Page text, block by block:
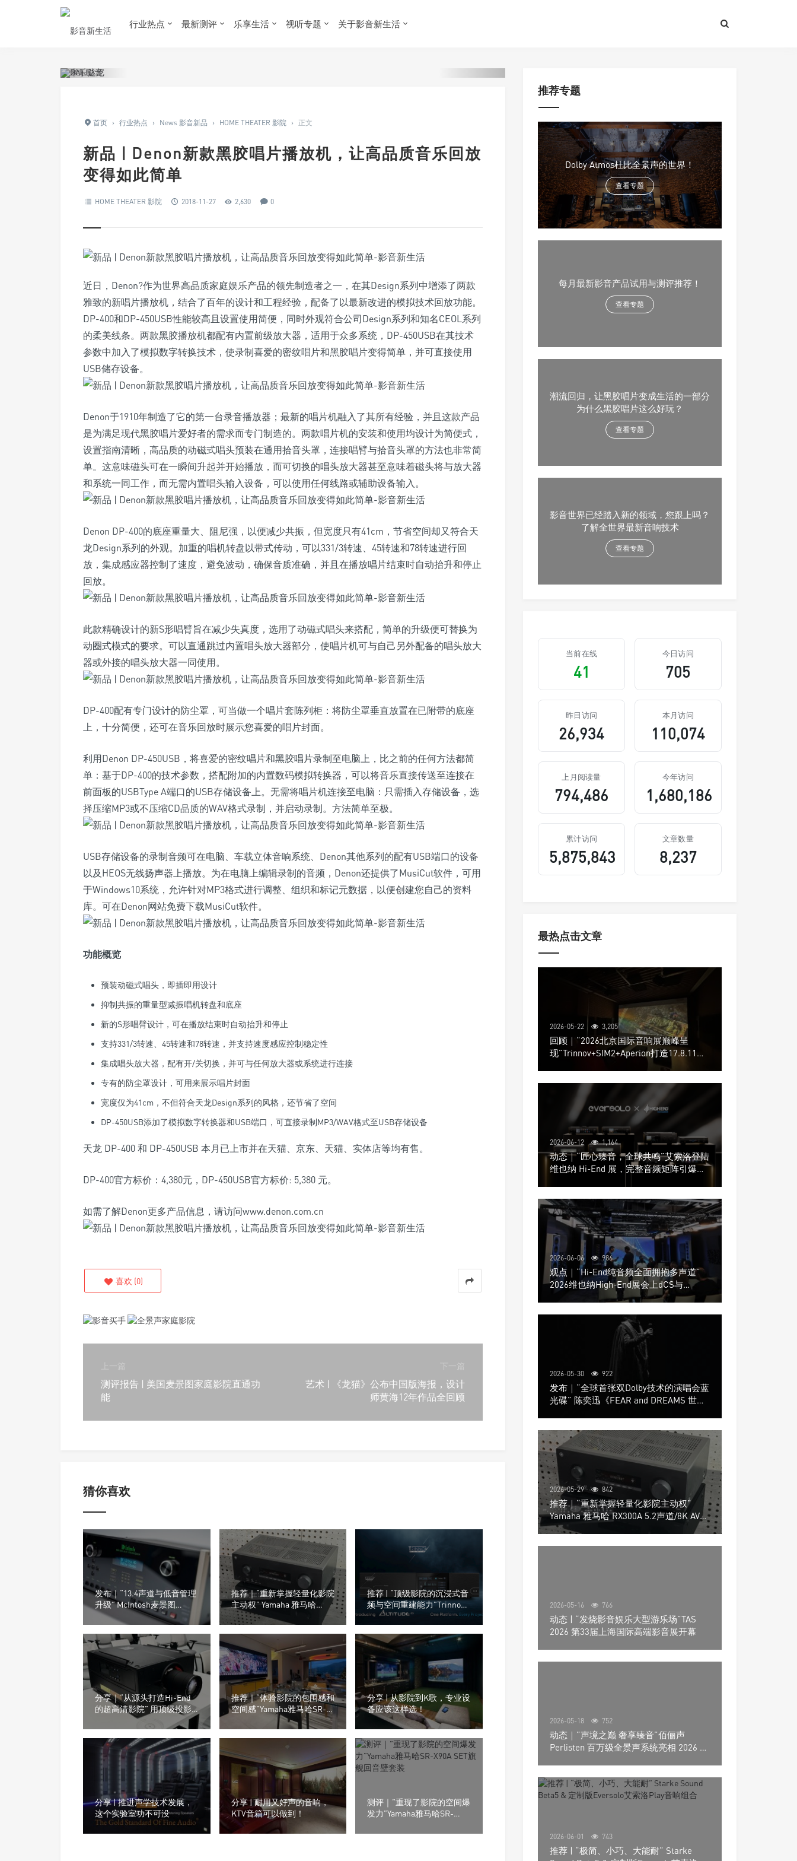
行业热点 最新测评 乐享生活 视听专题 关于影音新生活
首页 › 行业热点 › News 影音新品 › HOME THEATER 影院 › 正文
新品 | Denon新款黑胶唱片播放机，让高品质音乐回放
变得如此简单
HOME THEATER 影院 2018-11-27 2,630 0
近日，Denon?作为世界高品质家庭娱乐产品的领先制造者之一，在其Design系列中增添了两款
雅致的新唱片播放机，结合了百年的设计和工程经验，配备了以最新改进的模拟技术回放功能。
DP-400和DP-450USB性能较高且设置使用简便，同时外观符合公司Design系列和知名CEOL系列
的柔美线条。两款黑胶播放机都配有内置前级放大器，适用于众多系统，DP-450USB在其技术
参数中加入了模拟数字转换技术，使录制喜爱的密纹唱片和黑胶唱片变得简单，并可直接使用
USB储存设备。
Denon于1910年制造了它的第一台录音播放器；最新的唱片机融入了其所有经验，并且这款产品
是为满足现代黑胶唱片爱好者的需求而专门制造的。两款唱片机的安装和使用均设计为简便式，
设置指南清晰，高品质的动磁式唱头预装在通用拾音头罩，连接唱臂与拾音头罩的方法也非常简
单。这意味磁头可在一瞬间升起并开始播放，而可切换的唱头放大器甚至意味着磁头将与放大器
和系统一同工作，而无需内置唱头输入设备，可以使用任何线路或辅助设备输入。
Denon DP-400的底座重量大、阻尼强，以便减少共振，但宽度只有41cm，节省空间却又符合天
龙Design系列的外观。加重的唱机转盘以带式传动，可以331/3转速、45转速和78转速进行回
放，集成感应器控制了速度，避免波动，确保音质准确，并且在播放唱片结束时自动抬升和停止
回放。
此款精确设计的新S形唱臂旨在减少失真度，选用了动磁式唱头来搭配，简单的升级便可替换为
动圈式模式的要求。可以直通跳过内置唱头放大器部分，使唱片机可与自己另外配备的唱头放大
器或外接的唱头放大器一同使用。
DP-400配有专门设计的防尘罩，可当做一个唱片套陈列柜：将防尘罩垂直放置在已附带的底座
上，十分简便，还可在音乐回放时展示您喜爱的唱片封面。
利用Denon DP-450USB，将喜爱的密纹唱片和黑胶唱片录制至电脑上，比之前的任何方法都简
单：基于DP-400的技术参数，搭配附加的内置数码模拟转换器，可以将音乐直接传送至连接在
前面板的USBType A端口的USB存储设备上。无需将唱片机连接至电脑：只需插入存储设备，选
择压缩MP3或不压缩CD品质的WAV格式录制，并启动录制。方法简单至极。
USB存储设备的录制音频可在电脑、车载立体音响系统、Denon其他系列的配有USB端口的设备
以及HEOS无线扬声器上播放。为在电脑上编辑录制的音频，Denon还提供了MusiCut软件，可用
于Windows10系统，允许针对MP3格式进行调整、组织和标记元数据，以便创建您自己的资料
库。可在Denon网站免费下载MusiCut软件。
功能概览
预装动磁式唱头，即插即用设计
抑制共振的重量型减振唱机转盘和底座
新的S形唱臂设计，可在播放结束时自动抬升和停止
支持331/3转速、45转速和78转速，并支持速度感应控制稳定性
集成唱头放大器，配有开/关切换，并可与任何放大器或系统进行连接
专有的防尘罩设计，可用来展示唱片封面
宽度仅为41cm，不但符合天龙Design系列的风格，还节省了空间
DP-450USB添加了模拟数字转换器和USB端口，可直接录制MP3/WAV格式至USB存储设备
天龙 DP-400 和 DP-450USB 本月已上市并在天猫、京东、天猫、实体店等均有售。
DP-400官方标价：4,380元，DP-450USB官方标价: 5,380 元。
如需了解Denon更多产品信息，请访问www.denon.com.cn
喜欢 (0)
上一篇
测评报告 | 美国麦景图家庭影院直通功
能
下一篇
艺术 | 《龙猫》公布中国版海报，设计
师黄海12年作品全回顾
猜你喜欢
发布｜“13.4声道与低音管理
升级” McIntosh麦景图
MX124家庭影院功放发布
推荐｜“重新掌握轻量化影院
主动权” Yamaha 雅马哈
RX300A 5.2声道/8K AV放大
器
推荐 | “顶级影院的沉浸式音
频与空间重建能力”Trinnov
Audio（创诺）Altitude CI全
数字3D音效前级处理器
分享｜“从源头打造Hi-End
的超高清影院” 用顶级投影
设备，发掘最优播放方案！
推荐｜“体验影院的包围感和
空间感”Yamaha雅马哈SR-
X90A SET旗舰回音壁套装
分享 | 从影院到K歌，专业设
备应该这样选！
分享 | 推进声学技术发展，
这个实验室功不可没
分享 | 耐用又好声的音响，
KTV音箱可以做到！
测评｜”重现了影院的空间爆
发力”Yamaha雅马哈SR-
推荐专题
Dolby Atmos杜比全景声的世界！
查看专题
每月最新影音产品试用与测评推荐！
查看专题
潮流回归，让黑胶唱片变成生活的一部分
为什么黑胶唱片这么好玩？
查看专题
影音世界已经踏入新的领域，您跟上吗？
了解全世界最新音响技术
查看专题
当前在线
41
今日访问
705
昨日访问
26,934
本月访问
110,074
上月阅读量
794,486
今年访问
1,680,186
累计访问
5,875,843
文章数量
8,237
最热点击文章
2026-05-22 3,205
回顾｜“2026北京国际音响展巅峰呈
现”Trinnov+SIM2+Aperion打造17.8.11声
2026-06-12 1,164
动态｜“匠心臻音，全球共鸣”艾索洛登陆
维也纳 Hi-End 展，完整音频矩阵引爆关
2026-06-06 986
观点｜“Hi-End纯音频全面拥抱多声道”
2026维也纳High-End展会上dCS与
Trinnov Audio搭建多声道演示系统
2026-05-30 922
发布｜“全球首张双Dolby技术的演唱会蓝
光碟” 陈奕迅《FEAR and DREAMS 世界
2026-05-29 842
推荐｜“重新掌握轻量化影院主动权”
Yamaha 雅马哈 RX300A 5.2声道/8K AV放
大器
2026-05-16 766
动态 | “发烧影音娱乐大型游乐场”TAS
2026 第33届上海国际高端影音展开幕
2026-05-18 752
动态｜”声境之巅 奢享臻音”佰俪声
Perlisten 百万级全景声系统亮相 2026 北
2026-06-01 743
推荐 | “极简、小巧、大能耐” Starke